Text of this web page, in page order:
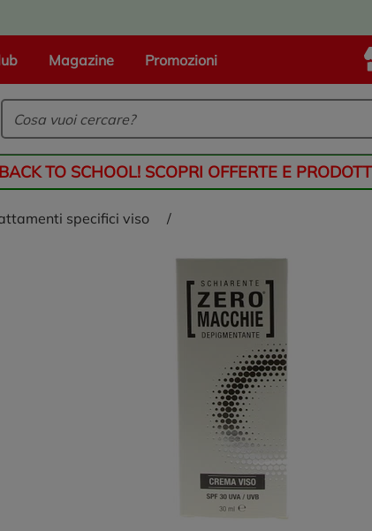
Magazine Promozioni
TO SCHOOL! SCOPRI OFFERTE E
specifici viso /